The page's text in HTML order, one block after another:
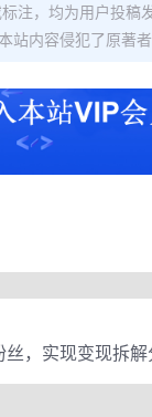
注，均为用户投
内容侵犯了原著
，实现变现拆解